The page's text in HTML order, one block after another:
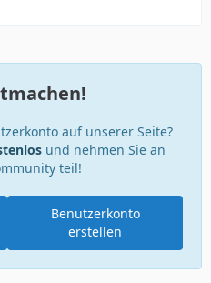
auf unserer Seite?
und nehmen Sie an
teil!
Benutzerkonto
erstellen